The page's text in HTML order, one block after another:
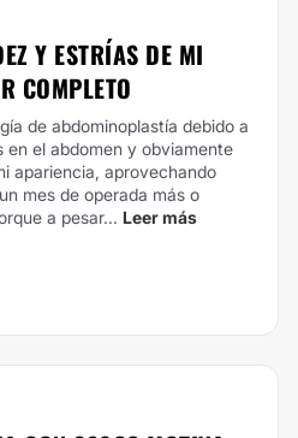
Y ESTRÍAS DE MI
COMPLETO
de abdominoplastía debido a
en el abdomen y obviamente
apariencia, aprovechando
mes de operada más o
a pesar... Leer más